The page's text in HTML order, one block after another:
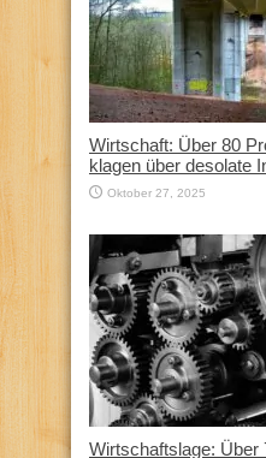
Wirtschaft: Über 80
klagen über desolate
Oktober 27, 2025
Wirtschaftslage: Über